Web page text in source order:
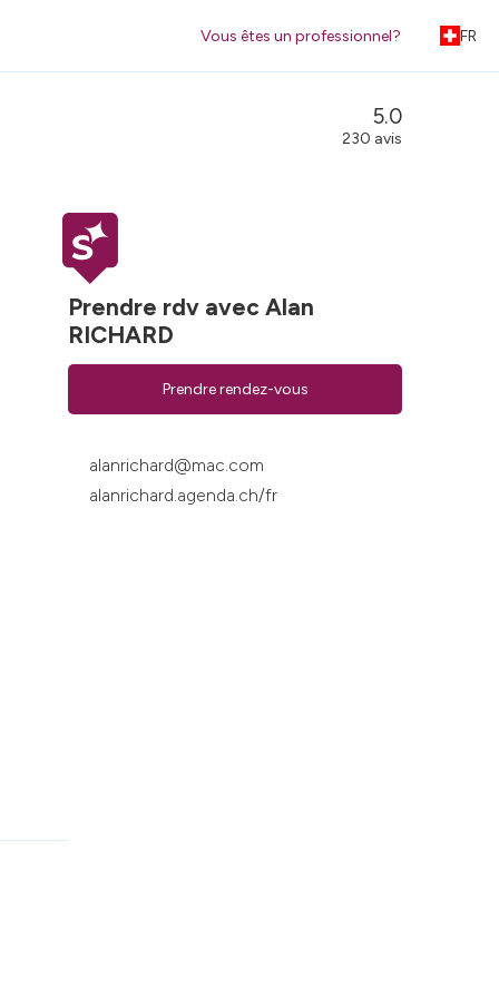
Vous êtes un professionnel? FR
5.0
230 avis
Prendre rdv avec Alan
RICHARD
Prendre rendez-vous
alanrichard@mac.com
alanrichard.agenda.ch/fr